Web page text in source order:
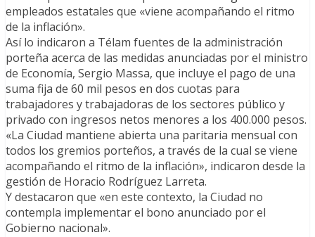
empleados estatales que «viene acompañando el ritmo
de la inflación».
Así lo indicaron a Télam fuentes de la administración
porteña acerca de las medidas anunciadas por el ministro
de Economía, Sergio Massa, que incluye el pago de una
suma fija de 60 mil pesos en dos cuotas para
trabajadores y trabajadoras de los sectores público y
privado con ingresos netos menores a los 400.000 pesos.
«La Ciudad mantiene abierta una paritaria mensual con
todos los gremios porteños, a través de la cual se viene
acompañando el ritmo de la inflación», indicaron desde la
gestión de Horacio Rodríguez Larreta.
Y destacaron que «en este contexto, la Ciudad no
contempla implementar el bono anunciado por el
Gobierno nacional».